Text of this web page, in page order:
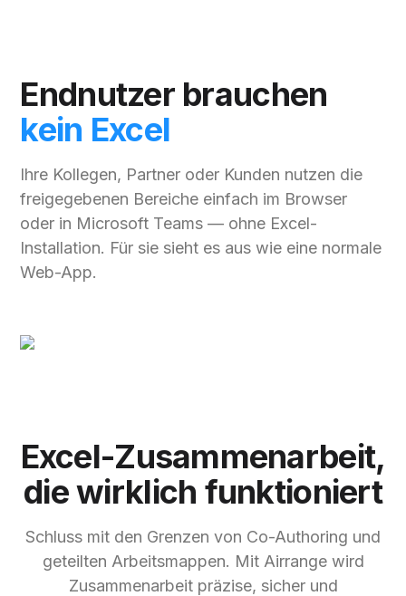
Endnutzer brauchen
kein Excel
Ihre Kollegen, Partner oder Kunden nutzen die
freigegebenen Bereiche einfach im Browser
oder in Microsoft Teams — ohne Excel-
Installation. Für sie sieht es aus wie eine normale
Web-App.
Excel-Zusammenarbeit,
die wirklich funktioniert
Schluss mit den Grenzen von Co-Authoring und
geteilten Arbeitsmappen. Mit Airrange wird
Zusammenarbeit präzise, sicher und